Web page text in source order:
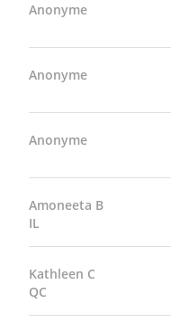
Anonyme
Anonyme
Anonyme
Amoneeta B
IL
Kathleen C
QC